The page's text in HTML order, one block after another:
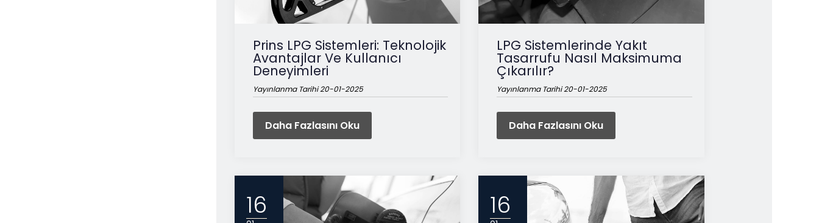
Prins LPG Sistemleri: Teknolojik
Avantajlar Ve Kullanıcı
Deneyimleri
Yayınlanma Tarihi 20-01-2025
Daha Fazlasını Oku
LPG Sistemlerinde Yakıt
Tasarrufu Nasıl Maksimuma
Çıkarılır?
Yayınlanma Tarihi 20-01-2025
Daha Fazlasını Oku
16 16